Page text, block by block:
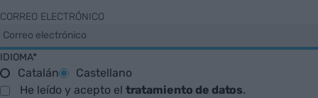
CORREO ELECTRÓNICO
IDIOMA*
Catalán
Castellano
He leído y acepto el tratamiento de datos.